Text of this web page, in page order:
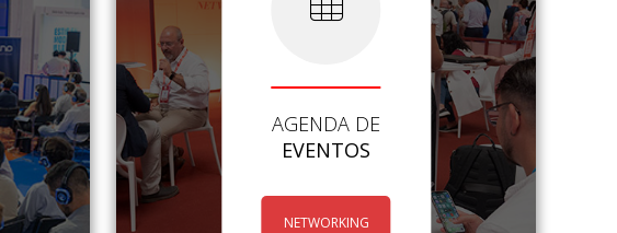
AGENDA DE
EVENTOS
NETWORKING